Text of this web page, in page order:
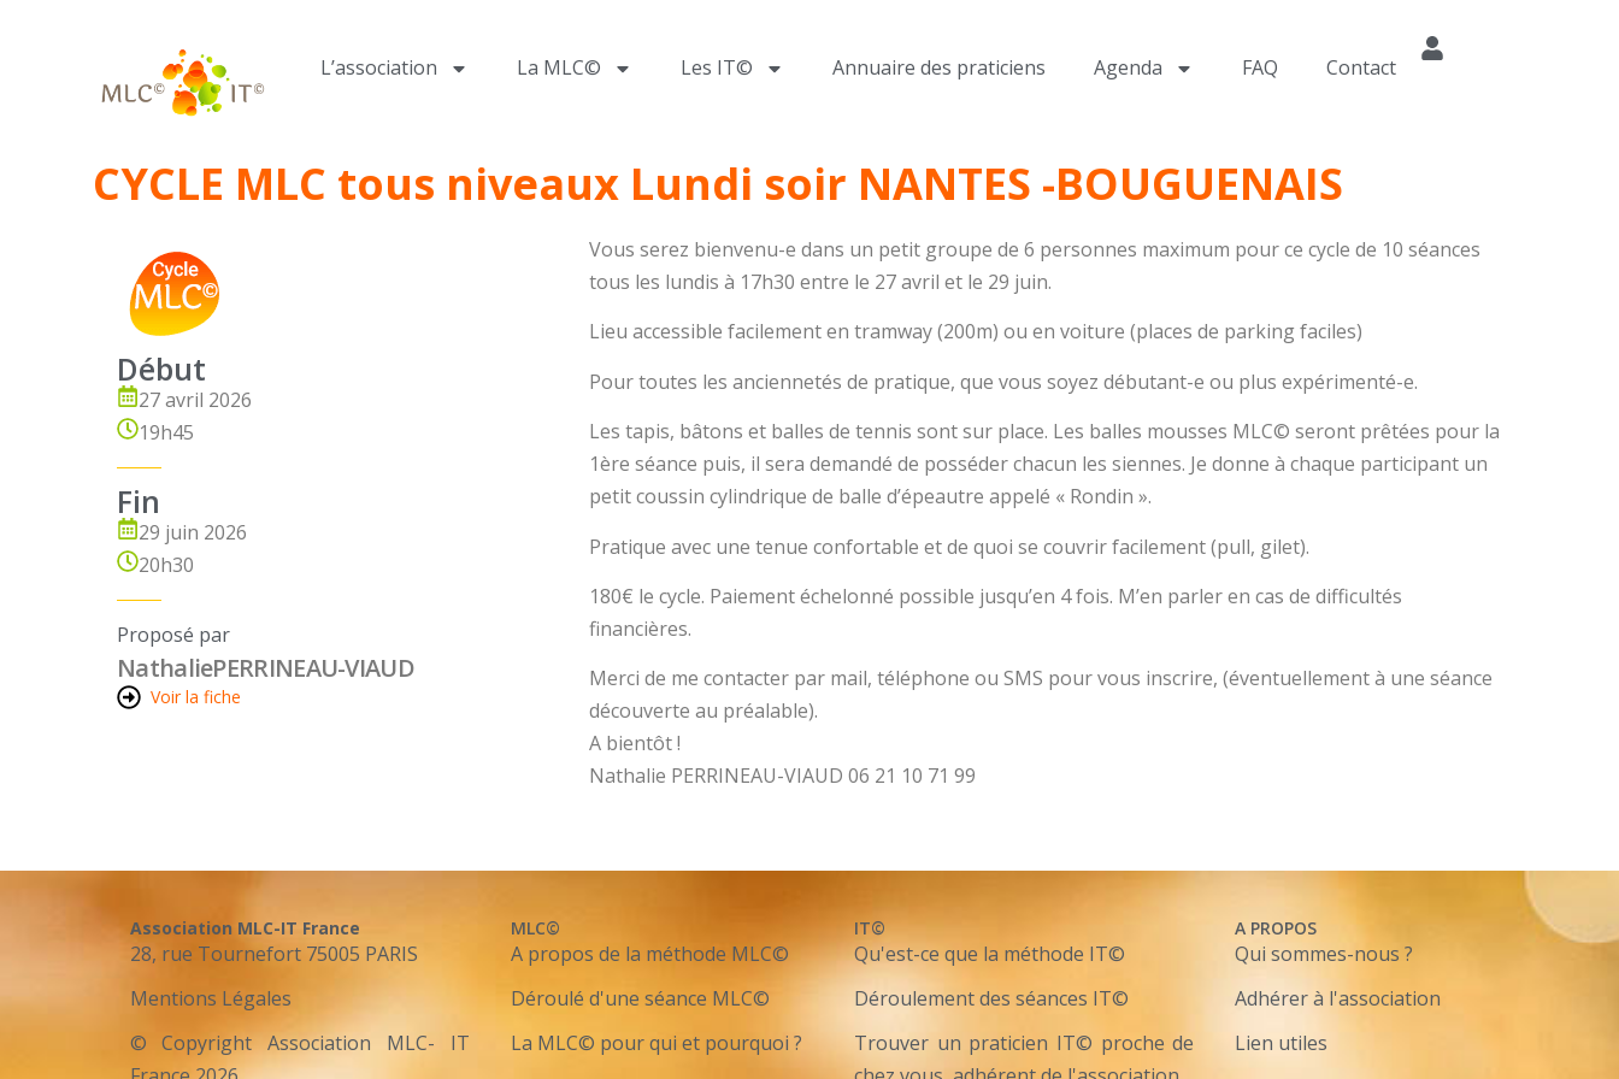
L’association La MLC© Les IT© Annuaire des praticiens Agenda FAQ Contact
CYCLE MLC tous niveaux Lundi soir NANTES -BOUGUENAIS
Début
27 avril 2026
19h45
Fin
29 juin 2026
20h30
Proposé par
NathaliePERRINEAU-VIAUD
Voir la fiche
Vous serez bienvenu-e dans un petit groupe de 6 personnes maximum pour ce cycle de 10 séances
tous les lundis à 17h30 entre le 27 avril et le 29 juin.
Lieu accessible facilement en tramway (200m) ou en voiture (places de parking faciles)
Pour toutes les anciennetés de pratique, que vous soyez débutant-e ou plus expérimenté-e.
Les tapis, bâtons et balles de tennis sont sur place. Les balles mousses MLC© seront prêtées pour la
1ère séance puis, il sera demandé de posséder chacun les siennes. Je donne à chaque participant un
petit coussin cylindrique de balle d’épeautre appelé « Rondin ».
Pratique avec une tenue confortable et de quoi se couvrir facilement (pull, gilet).
180€ le cycle. Paiement échelonné possible jusqu’en 4 fois. M’en parler en cas de difficultés
financières.
Merci de me contacter par mail, téléphone ou SMS pour vous inscrire, (éventuellement à une séance
découverte au préalable).
A bientôt !
Nathalie PERRINEAU-VIAUD 06 21 10 71 99
Association MLC-IT France
28, rue Tournefort 75005 PARIS
Mentions Légales
© Copyright Association MLC- IT
MLC©
A propos de la méthode MLC©
Déroulé d'une séance MLC©
La MLC© pour qui et pourquoi ?
IT©
Qu'est-ce que la méthode IT©
Déroulement des séances IT©
Trouver un praticien IT© proche de
A PROPOS
Qui sommes-nous ?
Adhérer à l'association
Lien utiles